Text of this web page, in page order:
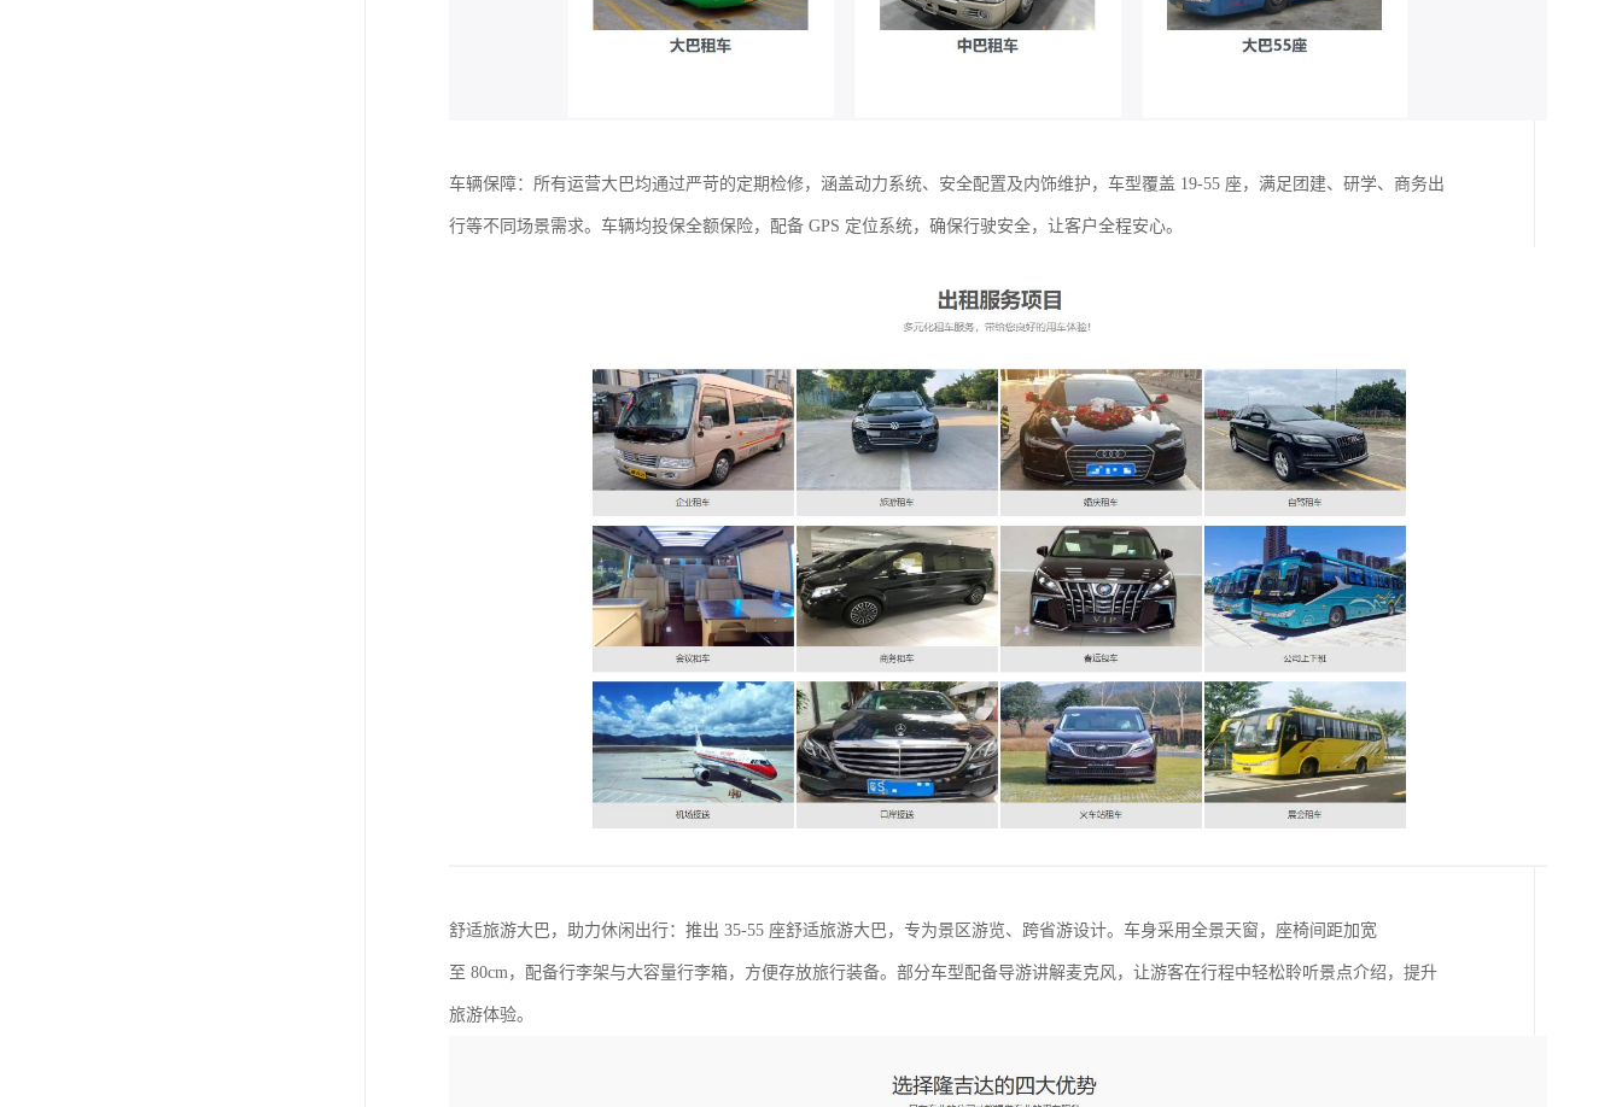
车辆保障：所有运营大巴均通过严苛的定期检修，涵盖动力系统、安全配置及内饰维护，车型覆盖 19-55 座，满足团建、研学、商务出
行等不同场景需求。车辆均投保全额保险，配备 GPS 定位系统，确保行驶安全，让客户全程安心。
舒适旅游大巴，助力休闲出行：推出 35-55 座舒适旅游大巴，专为景区游览、跨省游设计。车身采用全景天窗，座椅间距加宽
至 80cm，配备行李架与大容量行李箱，方便存放旅行装备。部分车型配备导游讲解麦克风，让游客在行程中轻松聆听景点介绍，提升
旅游体验。